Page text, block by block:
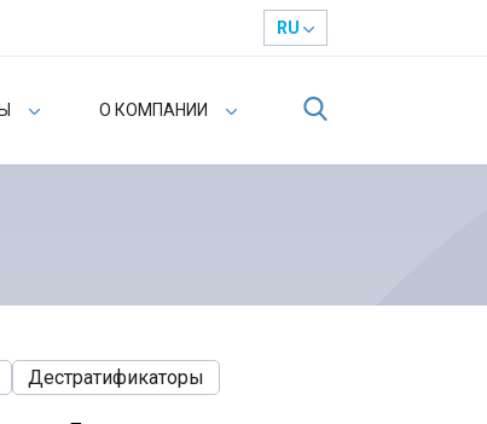
О КОМПАНИИ
RU
Дестратификаторы